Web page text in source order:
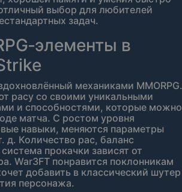
выбор для любителей
задач.
в
механиками MMORPG.
расу со своими уникальными
и способностями, которые можно
матча. С ростом уровня
навыки, меняются параметры
д. Количество рас, баланс
прокачки зависят от
War3FT понравится поклонникам
добавить в классический шутер
персонажа.